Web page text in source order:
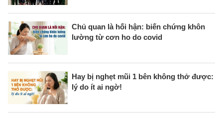
Chủ quan là hối hận: biến chứng khôn
lường từ cơn ho do covid
Hay bị nghẹt mũi 1 bên không thở được:
lý do ít ai ngờ!